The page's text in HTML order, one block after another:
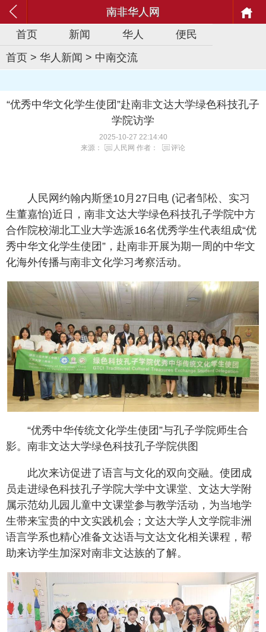
南非华人网
首页
新闻 华人
便民
首页 > 华人新闻 > 中南交流
“优秀中华文化学生使团”赴南非文达大学绿色科技孔子
学院访学
2025-10-27 22:14:40
来源：
人民网 作者： 评论
人民网约翰内斯堡10月27日电 (记者邹松、实习
生董嘉怡)近日，南非文达大学绿色科技孔子学院中方
合作院校湖北工业大学选派16名优秀学生代表组成“优
秀中华文化学生使团”，赴南非开展为期一周的中华文
化海外传播与南非文化学习考察活动。
“优秀中华传统文化学生使团”与孔子学院师生合
影。南非文达大学绿色科技孔子学院供图
此次来访促进了语言与文化的双向交融。使团成
员走进绿色科技孔子学院大学中文课堂、文达大学附
属示范幼儿园儿童中文课堂参与教学活动，为当地学
生带来宝贵的中文实践机会；文达大学人文学院非洲
语言学系也精心准备文达语与文达文化相关课程，帮
助来访学生加深对南非文达族的了解。